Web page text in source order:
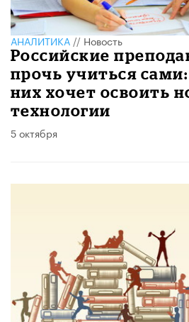
АНАЛИТИКА//Новость
Российские
прочь учиться
них хочет освоить
технологии
5 октября